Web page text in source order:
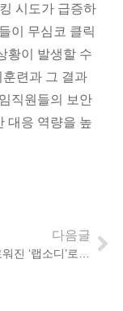
시도가 급증하
이 무심코 클릭
황이 발생할 수
훈련과 그 결과
직원들의 보안
대응 역량을 높
다음글